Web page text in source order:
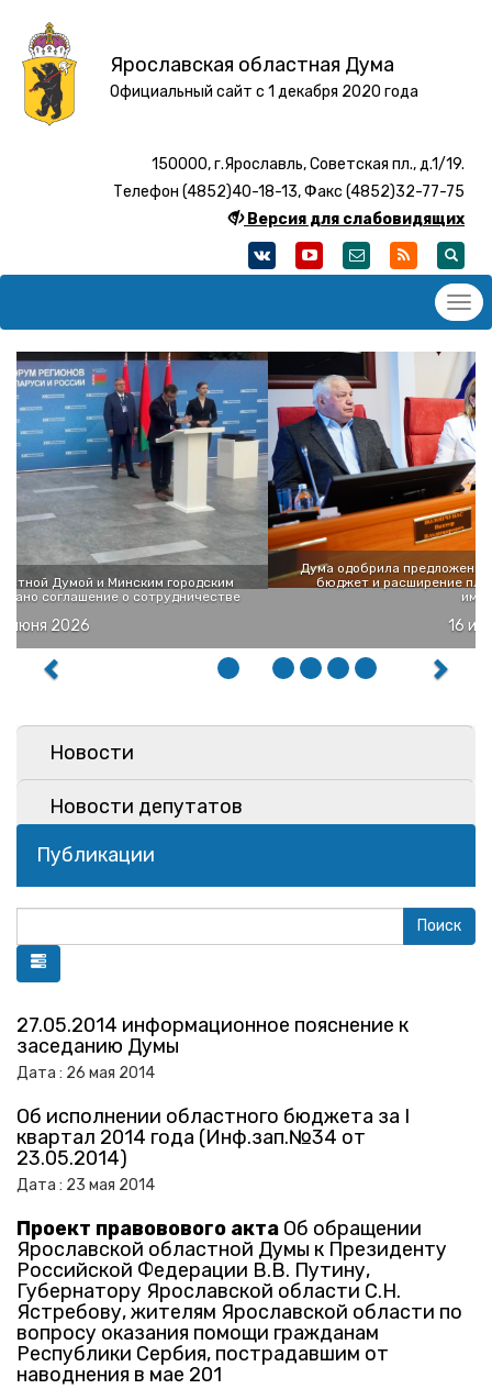
Ярославская областная Дума
Официальный сайт с 1 декабря 2020 года
150000, г.Ярославль, Советская пл., д.1/19.
Телефон (4852)40-18-13, Факс (4852)32-77-75
Версия для слабовидящих
Дума одобрила предложенные Правительством изменения в
бюджет и расширение плана приватизации областного
имущества
Новости
Новости депутатов
Публикации
27.05.2014 информационное пояснение к
заседанию Думы
Дата : 26 мая 2014
Об исполнении областного бюджета за I
квартал 2014 года (Инф.зап.№34 от
23.05.2014)
Дата : 23 мая 2014
Проект правовового акта Об обращении
Ярославской областной Думы к Президенту
Российской Федерации В.В. Путину,
Губернатору Ярославской области С.Н.
Ястребову, жителям Ярославской области по
вопросу оказания помощи гражданам
Республики Сербия, пострадавшим от
наводнения в мае 201